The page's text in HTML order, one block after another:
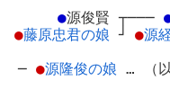
●源俊賢 ┬
●藤原忠君の娘 ┘
───
●源
─ ●源隆俊の娘 … （